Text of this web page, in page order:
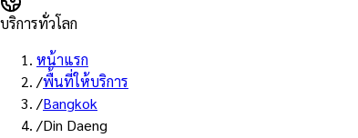
บริการทั่วโลก
หน้าแรก
/พื้นที่ให้บริการ
/Bangkok
/Din Daeng